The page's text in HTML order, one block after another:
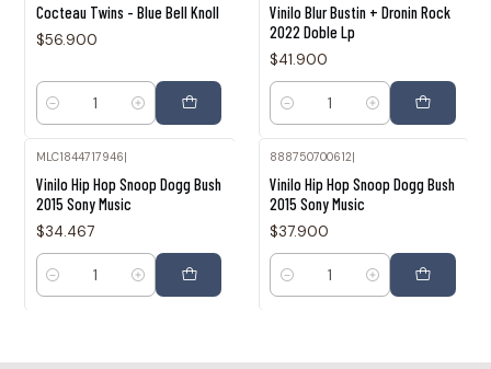
Cocteau Twins - Blue Bell Knoll
$56.900
Cantidad
Vinilo Blur Bustin + Dronin Rock
2022 Doble Lp
$41.900
Cantidad
MLC1844717946
Vinilo Hip Hop Snoop Dogg Bush
2015 Sony Music
$34.467
Cantidad
888750700612
Vinilo Hip Hop Snoop Dogg Bush
2015 Sony Music
$37.900
Cantidad